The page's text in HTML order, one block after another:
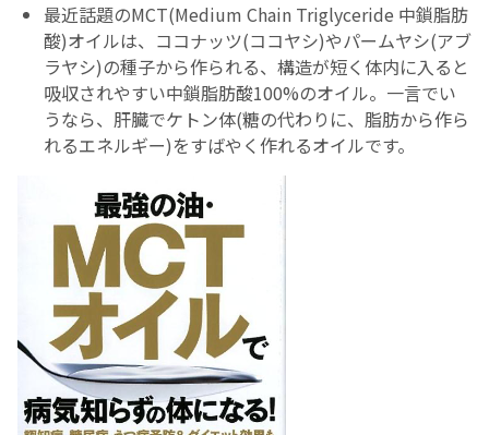
最近話題のMCT(Medium Chain Triglyceride 中鎖脂肪
酸)オイルは、ココナッツ(ココヤシ)やパームヤシ(アブ
ラヤシ)の種子から作られる、構造が短く体内に入ると
吸収されやすい中鎖脂肪酸100%のオイル。一言でい
うなら、肝臓でケトン体(糖の代わりに、脂肪から作ら
れるエネルギー)をすばやく作れるオイルです。